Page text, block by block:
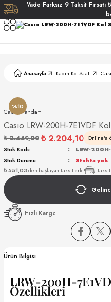
Vade Farksız 9 Taksit Fırsatı
Anasayfa Kadın Kol Saati
%10
Casıo Standart
Casıo LRW-200H-7E1VDF Kol
₺ 2.449,00 ₺ 2.204,10 Online'a
₺ 551,03 den başlayan taksitlerle!
Stok Kodu
LRW-200H-
Stok Durumu
Stokta yok
Hızlı Kargo
Ürün Bilgisi
LRW-200H-
Özellikleri